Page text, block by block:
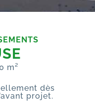
m²
dès
projet.